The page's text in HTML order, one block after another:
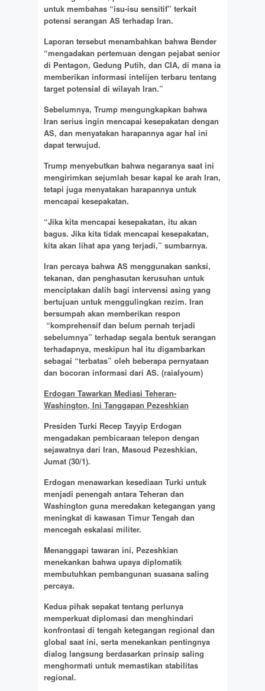
untuk membahas “isu-isu sensitif” terkait
potensi serangan AS terhadap Iran.
Laporan tersebut menambahkan bahwa Bender
“mengadakan pertemuan dengan pejabat senior
di Pentagon, Gedung Putih, dan CIA, di mana ia
memberikan informasi intelijen terbaru tentang
target potensial di wilayah Iran.”
Sebelumnya, Trump mengungkapkan bahwa
Iran serius ingin mencapai kesepakatan dengan
AS, dan menyatakan harapannya agar hal ini
dapat terwujud.
Trump menyebutkan bahwa negaranya saat ini
mengirimkan sejumlah besar kapal ke arah Iran,
tetapi juga menyatakan harapannya untuk
mencapai kesepakatan.
“Jika kita mencapai kesepakatan, itu akan
bagus. Jika kita tidak mencapai kesepakatan,
kita akan lihat apa yang terjadi,” sumbarnya.
Iran percaya bahwa AS menggunakan sanksi,
tekanan, dan penghasutan kerusuhan untuk
menciptakan dalih bagi intervensi asing yang
bertujuan untuk menggulingkan rezim. Iran
bersumpah akan memberikan respon
“komprehensif dan belum pernah terjadi
sebelumnya” terhadap segala bentuk serangan
terhadapnya, meskipun hal itu digambarkan
sebagai “terbatas” oleh beberapa pernyataan
dan bocoran informasi dari AS. (raialyoum)
Erdogan Tawarkan Mediasi Teheran-
Washington, Ini Tanggapan Pezeshkian
Presiden Turki Recep Tayyip Erdogan
mengadakan pembicaraan telepon dengan
sejawatnya dari Iran, Masoud Pezeshkian,
Jumat (30/1).
Erdogan menawarkan kesediaan Turki untuk
menjadi penengah antara Teheran dan
Washington guna meredakan ketegangan yang
meningkat di kawasan Timur Tengah dan
mencegah eskalasi militer.
Menanggapi tawaran ini, Pezeshkian
menekankan bahwa upaya diplomatik
membutuhkan pembangunan suasana saling
percaya.
Kedua pihak sepakat tentang perlunya
memperkuat diplomasi dan menghindari
konfrontasi di tengah ketegangan regional dan
global saat ini, serta menekankan pentingnya
dialog langsung berdasarkan prinsip saling
menghormati untuk memastikan stabilitas
regional.